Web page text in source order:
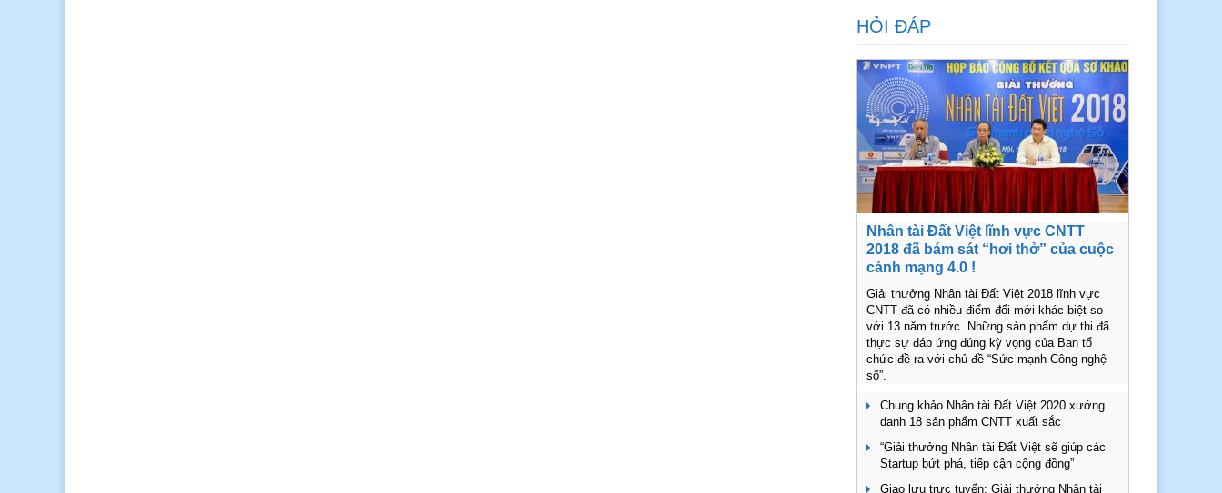
HỎI ĐÁP
Nhân tài Đất Việt lĩnh vực CNTT
2018 đã bám sát “hơi thở” của cuộc
cánh mạng 4.0 !
Giải thưởng Nhân tài Đất Việt 2018 lĩnh vực
CNTT đã có nhiều điểm đổi mới khác biệt so
với 13 năm trước. Những sản phẩm dự thi đã
thực sự đáp ứng đúng kỳ vọng của Ban tổ
chức đề ra với chủ đề “Sức mạnh Công nghệ
số”.
Chung khảo Nhân tài Đất Việt 2020 xướng
danh 18 sản phẩm CNTT xuất sắc
“Giải thưởng Nhân tài Đất Việt sẽ giúp các
Startup bứt phá, tiếp cận cộng đồng”
Giao lưu trực tuyến: Giải thưởng Nhân tài